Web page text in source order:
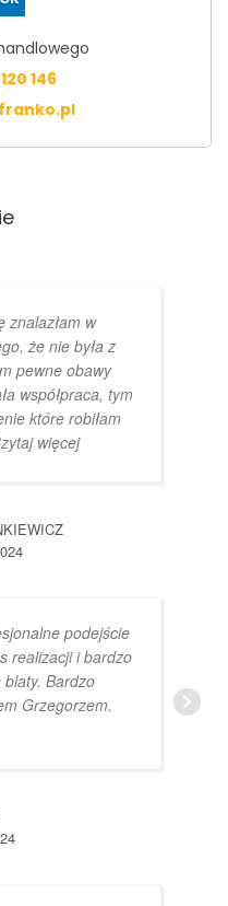
146
znalazłam w
że nie była z
pewne obawy
współpraca, tym
które robiłam
więcej
podejście
realizacji i bardzo
blaty. Bardzo
Grzegorzem.